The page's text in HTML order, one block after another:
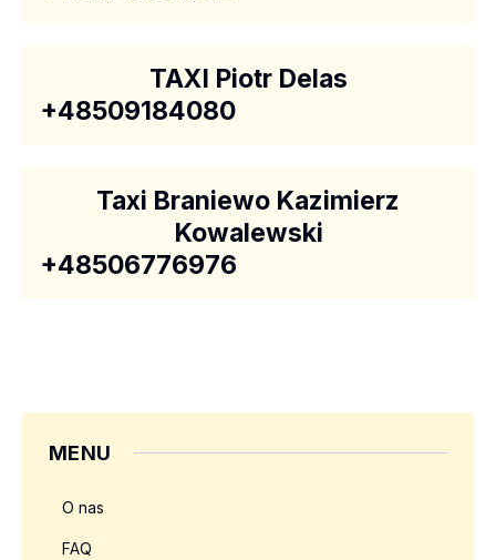
TAXI Piotr Delas
+48509184080
Taxi Braniewo Kazimierz
Kowalewski
+48506776976
MENU
O nas
FAQ